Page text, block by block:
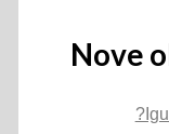
Nove